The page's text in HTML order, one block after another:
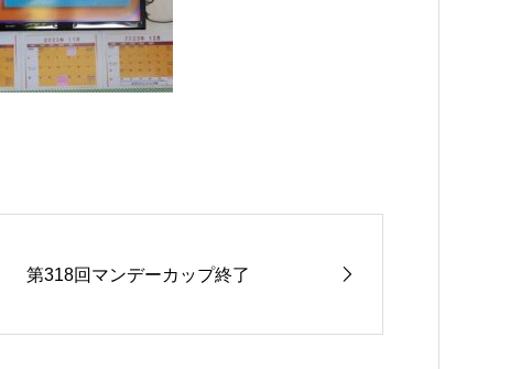
第318回マンデーカップ終了